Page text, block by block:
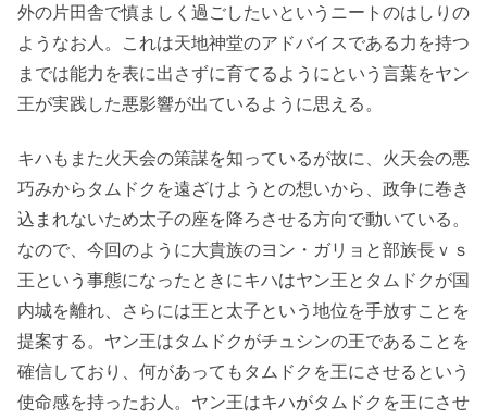
外の片田舎で慎ましく過ごしたいというニートのはしりの
ようなお人。これは天地神堂のアドバイスである力を持つ
までは能力を表に出さずに育てるようにという言葉をヤン
王が実践した悪影響が出ているように思える。
キハもまた火天会の策謀を知っているが故に、火天会の悪
巧みからタムドクを遠ざけようとの想いから、政争に巻き
込まれないため太子の座を降ろさせる方向で動いている。
なので、今回のように大貴族のヨン・ガリョと部族長ｖｓ
王という事態になったときにキハはヤン王とタムドクが国
内城を離れ、さらには王と太子という地位を手放すことを
提案する。ヤン王はタムドクがチュシンの王であることを
確信しており、何があってもタムドクを王にさせるという
使命感を持ったお人。ヤン王はキハがタムドクを王にさせ